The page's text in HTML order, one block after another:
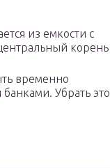
из емкости с
корень
временно
Убрать это